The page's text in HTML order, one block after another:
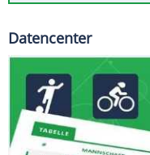
Datencenter